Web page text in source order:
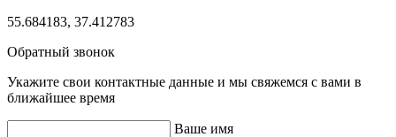
55.684183, 37.412783
Обратный звонок
Укажите свои контактные данные и мы свяжемся с вами в
ближайшее время
Ваше имя